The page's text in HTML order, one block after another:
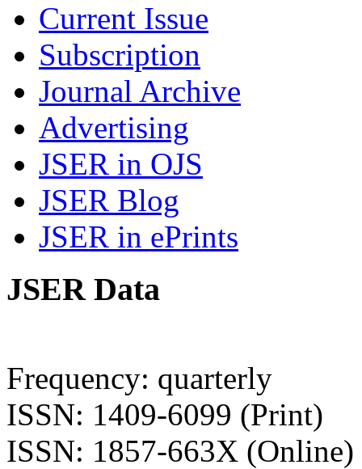
Current Issue
Subscription
Journal Archive
Advertising
JSER in OJS
JSER Blog
JSER in ePrints
JSER Data
Frequency: quarterly
ISSN: 1409-6099 (Print)
ISSN: 1857-663X (Online)